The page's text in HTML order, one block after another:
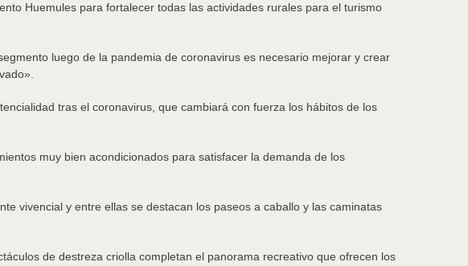
Huemules para fortalecer todas las actividades rurales para el turismo
luego de la pandemia de coronavirus es necesario mejorar y crear
tras el coronavirus, que cambiará con fuerza los hábitos de los
muy bien acondicionados para satisfacer la demanda de los
vivencial y entre ellas se destacan los paseos a caballo y las caminatas
de destreza criolla completan el panorama recreativo que ofrecen los